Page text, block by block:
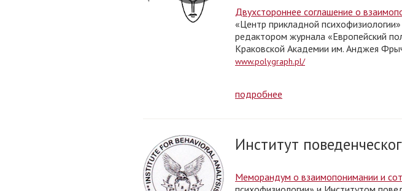
Двухстороннее соглашение о
«Центр прикладной
редактором журнала «Европейский
Краковской Академии им. Анджея
www.polygraph.pl/
подробнее
Институт
Меморандум о взаимопонимании и